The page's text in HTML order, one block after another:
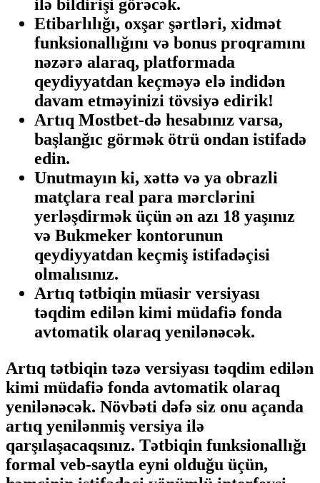
ilə bildirişi görəcək.
Etibarlılığı, oxşar şərtləri, xidmət
funksionallığını və bonus proqramını
nəzərə alaraq, platformada
qeydiyyatdan keçməyə elə indidən
davam etməyinizi tövsiyə edirik!
Artıq Mostbet-də hesabınız varsa,
başlanğıc görmək ötrü ondan istifadə
edin.
Unutmayın ki, xəttə və ya obrazli
matçlara real para mərclərini
yerləşdirmək üçün ən azı 18 yaşınız
və Bukmeker kontorunun
qeydiyyatdan keçmiş istifadəçisi
olmalısınız.
Artıq tətbiqin müasir versiyası
təqdim edilən kimi müdafiə fonda
avtomatik olaraq yenilənəcək.
Artıq tətbiqin təzə versiyası təqdim edilən
kimi müdafiə fonda avtomatik olaraq
yenilənəcək. Növbəti dəfə siz onu açanda
artıq yenilənmiş versiya ilə
qarşılaşacaqsınız. Tətbiqin funksionallığı
formal veb-saytla eyni olduğu üçün,